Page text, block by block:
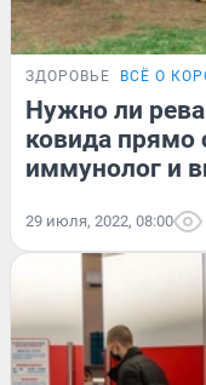
ЗДОРОВЬЕ ВСЁ О
Нужно ли
ковида прямо
иммунолог и
29 июля, 2022, 08:00